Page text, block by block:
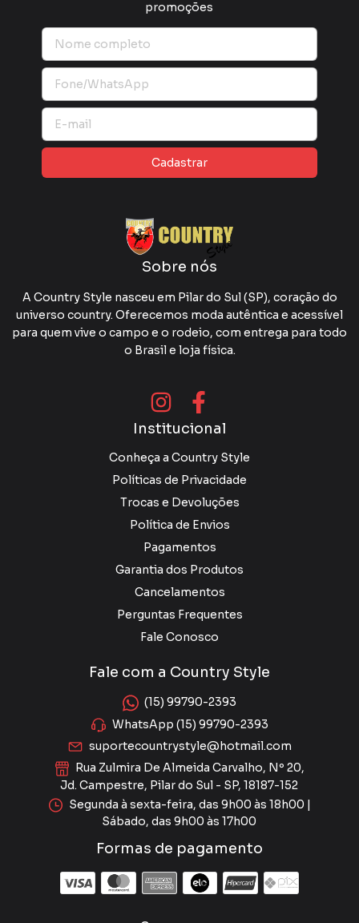
promoções
Sobre nós
A Country Style nasceu em Pilar do Sul (SP), coração do
universo country. Oferecemos moda autêntica e acessível
para quem vive o campo e o rodeio, com entrega para todo
o Brasil e loja física.
Institucional
Conheça a Country Style
Políticas de Privacidade
Trocas e Devoluções
Política de Envios
Pagamentos
Garantia dos Produtos
Cancelamentos
Perguntas Frequentes
Fale Conosco
Fale com a Country Style
(15) 99790-2393
WhatsApp (15) 99790-2393
suportecountrystyle@hotmail.com
Rua Zulmira De Almeida Carvalho, Nº 20,
Jd. Campestre, Pilar do Sul - SP, 18187-152
Segunda à sexta-feira, das 9h00 às 18h00 |
Sábado, das 9h00 às 17h00
Formas de pagamento